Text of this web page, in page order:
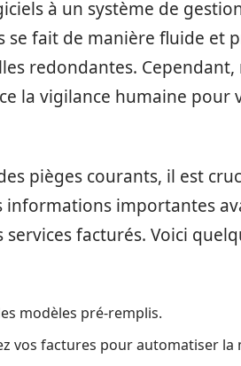
à un système de
se fait de manière fluide et
redondantes.
la vigilance humaine pour
pièges courants, il est
importantes
facturés. Voici
modèles pré-remplis.
vos factures pour automatiser la